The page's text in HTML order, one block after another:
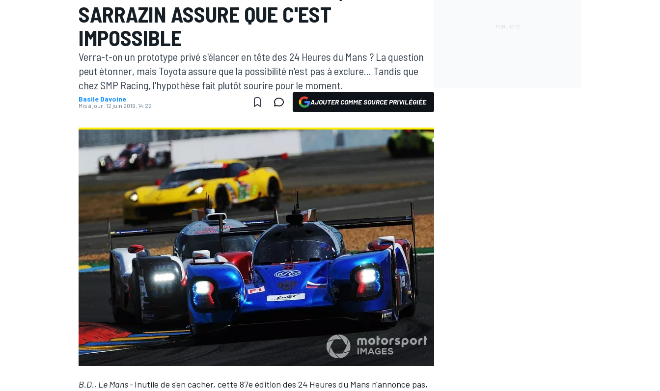
MOTOGP
WRC
SARRAZIN ASSURE QUE C'EST
IMPOSSIBLE
Verra-t-on un prototype privé s'élancer en tête des 24 Heures du Mans ? La question
peut étonner, mais Toyota assure que la possibilité n'est pas à exclure... Tandis que
chez SMP Racing, l'hypothèse fait plutôt sourire pour le moment.
Basile Davoine
Mis à jour: 12 juin 2019, 14:22 AJOUTER COMME SOURCE PRIVILÉGIÉE
B.D., Le Mans -Inutile de s'en cacher, cette 87e édition des 24 Heures du Mans n'annonce pas,